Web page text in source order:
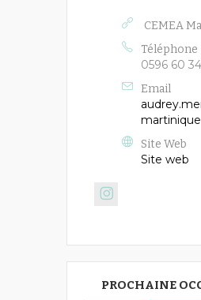
CEMEA
Téléphone
0596 60
Email
Site Web
Site web
PROCHAINE